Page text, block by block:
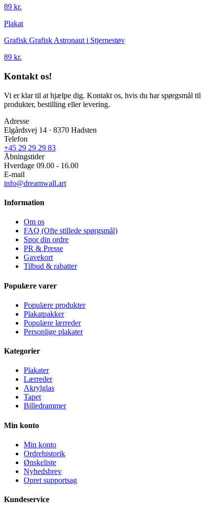
89 kr.
Plakat
Grafisk Grafisk Astronaut i Stjernestøv
89 kr.
Kontakt os!
Vi er klar til at hjælpe dig. Kontakt os, hvis du har spørgsmål til
produkter, bestilling eller levering.
Adresse
Elgårdsvej 14 · 8370 Hadsten
Telefon
+45 29 29 29 83
Åbningstider
Hverdage 09.00 - 16.00
E-mail
info@dreamwall.art
Information
Om os
FAQ (Ofte stillede spørgsmål)
Spor din ordre
PR & Presse
Gavekort
Tilbud & rabatter
Populære varer
Populære produkter
Plakatpakker
Populære lærreder
Personlige plakater
Kategorier
Plakater
Lærreder
Akrylglas
Tapet
Billedrammer
Min konto
Min konto
Ordrehistorik
Ønskeliste
Nyhedsbrev
Opret supportsag
Kundeservice